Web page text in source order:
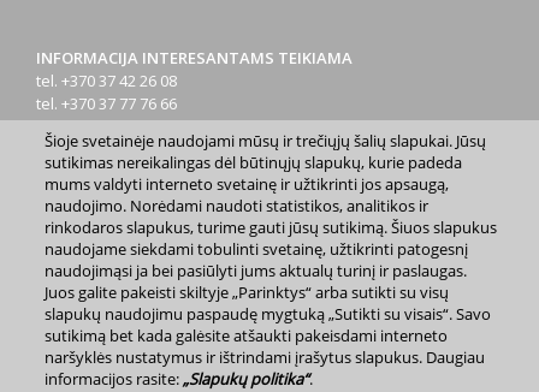
INFORMACIJA INTERESANTAMS TEIKIAMA
tel. +370 37 42 26 08
tel. +370 37 77 76 66
tel. +370 660 07000
el. p.info@kaunas.lt
2023 m. Kauno miesto savivaldybė. Kopijuoti ir platinti
www.kaunas.lt skelbiamą informaciją be autorių sutikimo draudžiama.
Svetainės žemėlapis »
Šioje svetainėje naudojami mūsų ir trečiųjų šalių slapukai. Jūsų
sutikimas nereikalingas dėl būtinųjų slapukų, kurie padeda
mums valdyti interneto svetainę ir užtikrinti jos apsaugą,
naudojimo. Norėdami naudoti statistikos, analitikos ir
rinkodaros slapukus, turime gauti jūsų sutikimą. Šiuos slapukus
naudojame siekdami tobulinti svetainę, užtikrinti patogesnį
naudojimąsi ja bei pasiūlyti jums aktualų turinį ir paslaugas.
Juos galite pakeisti skiltyje „Parinktys“ arba sutikti su visų
slapukų naudojimu paspaudę mygtuką „Sutikti su visais“. Savo
sutikimą bet kada galėsite atšaukti pakeisdami interneto
naršyklės nustatymus ir ištrindami įrašytus slapukus. Daugiau
informacijos rasite:„Slapukų politika“.